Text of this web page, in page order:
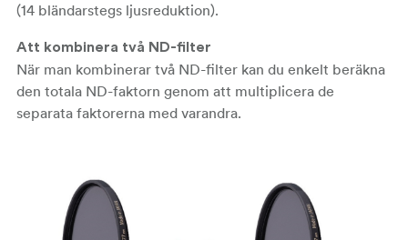
(14 bländarstegs ljusreduktion).
Att kombinera två ND-filter
När man kombinerar två ND-filter kan du enkelt beräkna
den totala ND-faktorn genom att multiplicera de
separata faktorerna med varandra.